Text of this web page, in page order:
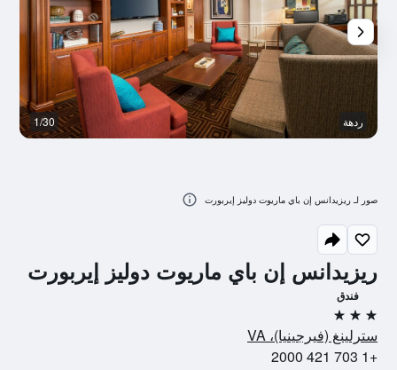
ريزيدانس إن باي ماريوت دوليز إيربورت
فندق
3 نجوم
سترلينغ (فيرجينيا)، VA
+1 703 421 2000
ردهة 1/30
صور لـ ريزيدانس إن باي ماريوت دوليز إيربورت